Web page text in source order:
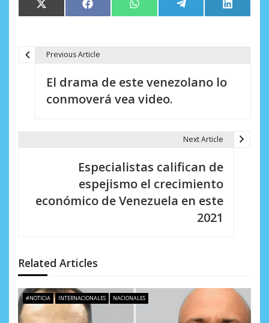
Compartir
en
X
(Twitter)
Compartir
en
Facebook Compartir
en
WhatsApp Compartir
en
Telegram
en
LinkedIn
n
d
e
Previous Article
El drama de este venezolano lo
conmoverá vea video.
Next Article
Especialistas califican de
espejismo el crecimiento
económico de Venezuela en este
2021
Related Articles
#NOTICIA INTERNACIONALES NACIONALES